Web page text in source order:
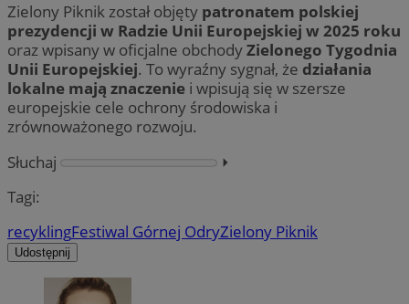
Zielony Piknik został objęty patronatem polskiej
prezydencji w Radzie Unii Europejskiej w 2025 roku
oraz wpisany w oficjalne obchodyZielonego Tygodnia
Unii Europejskiej. To wyraźny sygnał, że działania
lokalne mają znaczenie i wpisują się w szersze
europejskie cele ochrony środowiska i
zrównoważonego rozwoju.
Słuchaj
⏵︎
Tagi:
recyklingFestiwal Górnej OdryZielony Piknik
Udostępnij